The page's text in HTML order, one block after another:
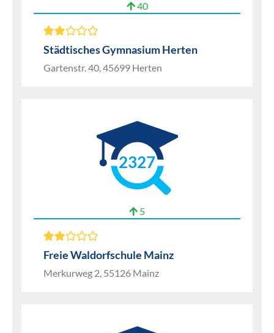
40
Städtisches Gymnasium Herten
Gartenstr. 40, 45699 Herten
2327
5
Freie Waldorfschule Mainz
Merkurweg 2, 55126 Mainz